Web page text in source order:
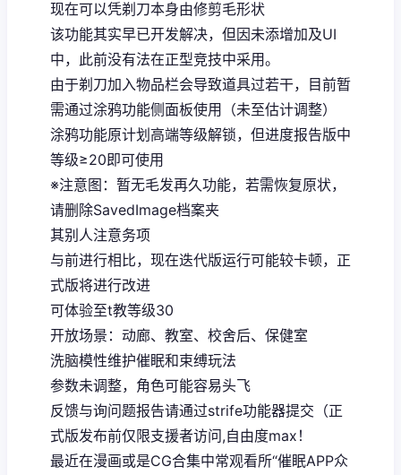
现在可以凭剃刀本身由修剪毛形状
该功能其实早已开发解决，但因未添增加及UI
中，此前没有法在正型竞技中采用。
由于剃刀加入物品栏会导致道具过若干，目前暂
需通过涂鸦功能侧面板使用（未至估计调整）
涂鸦功能原计划高端等级解锁，但进度报告版中
等级≥20即可使用
※注意图 ：暂无毛发再久功能，若需恢复原状，
请删除SavedImage档案夹
其别人注意务项
与前进行相比，现在迭代版运行可能较卡顿，正
式版将进行改进
可体验至t教等级30
开放场景：动廊、教室、校舍后、保健室
洗脑模性维护催眠和束缚玩法
参数未调整，角色可能容易头飞
反馈与询问题报告请通过strife功能器提交（正
式版发布前仅限支援者访问,自由度max！
最近在漫画或是CG合集中常观看所“催眠APP众